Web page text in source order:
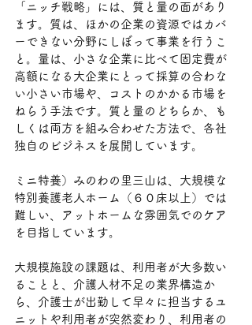
「ニッチ戦略」には、質と量の面があり
ます。質は、ほかの企業の資源ではカバ
ーできない分野にしぼって事業を行うこ
と。量は、小さな企業に比べて固定費が
高額になる大企業にとって採算の合わな
い小さい市場や、コストのかかる市場を
ねらう手法です。質と量のどちらか、も
しくは両方を組み合わせた方法で、各社
独自のビジネスを展開しています。
ミニ特養）みのわの里三山は、大規模な
特別養護老人ホーム（６０床以上）では
難しい、アットホームな雰囲気でのケア
を目指しています。
大規模施設の課題は、利用者が大多数い
ることと、介護人材不足の業界構造か
ら、介護士が出勤して早々に担当するユ
ニットや利用者が突然変わり、利用者の